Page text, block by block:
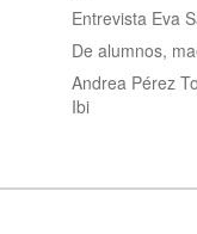
Entrevista Eva
De alumnos,
Andrea Pérez
Ibi